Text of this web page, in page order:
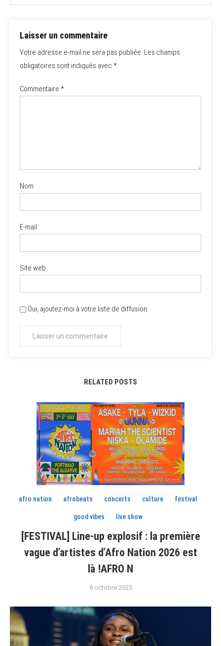
Laisser un commentaire
Votre adresse e-mail ne sera pas publiée. Les champs
obligatoires sont indiqués avec *
Commentaire *
Nom
E-mail
Site web
Oui, ajoutez-moi à votre liste de diffusion.
RELATED POSTS
afro nation afrobeats concerts culture festival
good vibes live show
[FESTIVAL] Line-up explosif : la première
vague d’artistes d’Afro Nation 2026 est
là !AFRO N
8 octobre 2025